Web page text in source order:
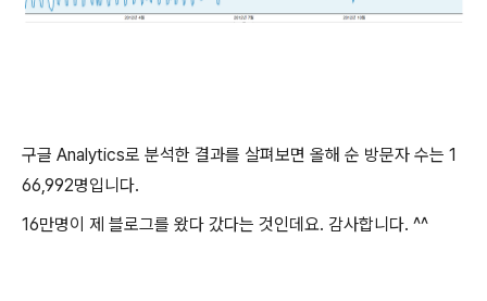
구글 Analytics로 분석한 결과를 살펴보면 올해 순 방문자 수는 1
66,992명입니다.
16만명이 제 블로그를 왔다 갔다는 것인데요. 감사합니다. ^^